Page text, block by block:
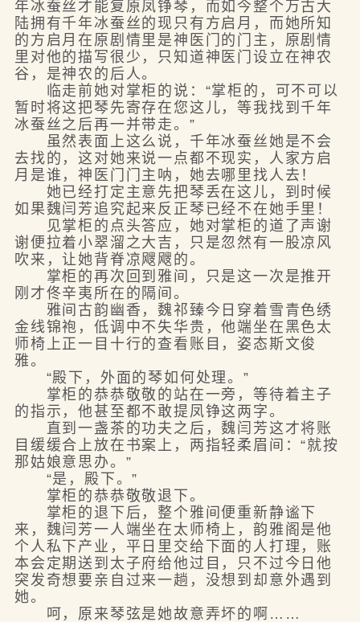
年冰蚕丝才能复原凤铮琴，而如今整个万古大
陆拥有千年冰蚕丝的现只有方启月，而她所知
的方启月在原剧情里是神医门的门主，原剧情
里对他的描写很少，只知道神医门设立在神农
谷，是神农的后人。
临走前她对掌柜的说：“掌柜的，可不可以
暂时将这把琴先寄存在您这儿，等我找到千年
冰蚕丝之后再一并带走。”
虽然表面上这么说，千年冰蚕丝她是不会
去找的，这对她来说一点都不现实，人家方启
月是谁，神医门门主呐，她去哪里找人去！
她已经打定主意先把琴丢在这儿，到时候
如果魏闫芳追究起来反正琴已经不在她手里！
见掌柜的点头答应，她对掌柜的道了声谢
谢便拉着小翠溜之大吉，只是忽然有一股凉风
吹来，让她背脊凉飕飕的。
掌柜的再次回到雅间，只是这一次是推开
刚才佟辛夷所在的隔间。
雅间古韵幽香，魏祁臻今日穿着雪青色绣
金线锦袍，低调中不失华贵，他端坐在黑色太
师椅上正一目十行的查看账目，姿态斯文俊
雅。
“殿下，外面的琴如何处理。”
掌柜的恭恭敬敬的站在一旁，等待着主子
的指示，他甚至都不敢提凤铮这两字。
直到一盏茶的功夫之后，魏闫芳这才将账
目缓缓合上放在书案上，两指轻柔眉间：“就按
那姑娘意思办。”
“是，殿下。”
掌柜的恭恭敬敬退下。
掌柜的退下后，整个雅间便重新静谧下
来，魏闫芳一人端坐在太师椅上，韵雅阁是他
个人私下产业，平日里交给下面的人打理，账
本会定期送到太子府给他过目，只不过今日他
突发奇想要亲自过来一趟，没想到却意外遇到
她。
呵，原来琴弦是她故意弄坏的啊……